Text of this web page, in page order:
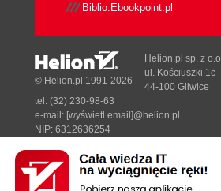
Biblio.Ebookpoint.pl
Designed with ♥ byTonik.pl
© Helion.pl 1991-2026
Helion.pl sp. z o.o.
ul. Kościuszki 1c
44-100 Gliwice
tel. (32) 230-98-63
e-mail: [wyświetl email]@helion.pl
NIP: 6312636254